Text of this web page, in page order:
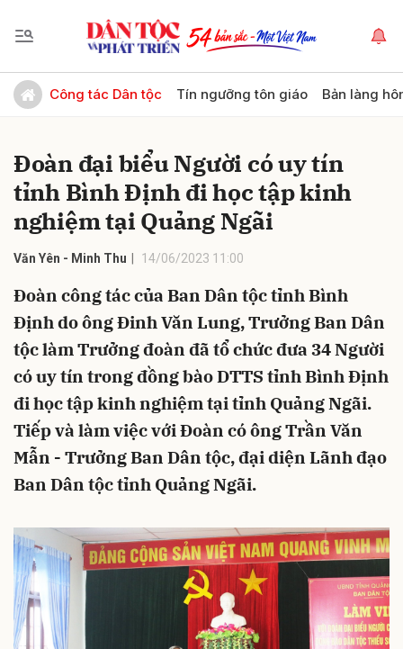
Công tác Dân tộc Tín ngưỡng tôn giáo Bản làng
Đoàn đại biểu Người có uy tín
tỉnh Bình Định đi học tập kinh
nghiệm tại Quảng Ngãi
Văn Yên - Minh Thu 14/06/2023 11:00
Đoàn công tác của Ban Dân tộc tỉnh Bình
Định do ông Đinh Văn Lung, Trưởng Ban Dân
tộc làm Trưởng đoàn đã tổ chức đưa 34 Người
có uy tín trong đồng bào DTTS tỉnh Bình Định
đi học tập kinh nghiệm tại tỉnh Quảng Ngãi.
Tiếp và làm việc với Đoàn có ông Trần Văn
Mẫn - Trưởng Ban Dân tộc, đại diện Lãnh đạo
Ban Dân tộc tỉnh Quảng Ngãi.
Gửi bình luận